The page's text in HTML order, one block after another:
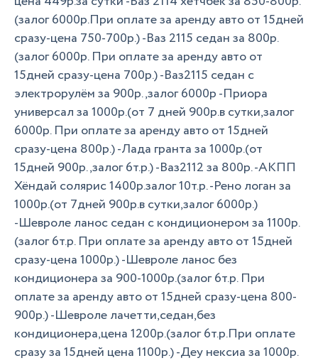
(залог 6000р.При оплате за аренду авто от 15дней
сразу-цена 750-700р.) -Ваз 2115 седан за 800р.
(залог 6000р. При оплате за аренду авто от
15дней сразу-цена 700р.) -Ваз2115 седан с
электрорулём за 900р.,залог 6000р -Приора
универсал за 1000р.(от 7 дней 900р.в сутки,залог
6000р. При оплате за аренду авто от 15дней
сразу-цена 800р.) -Лада гранта за 1000р.(от
15дней 900р.,залог 6т.р.) -Ваз2112 за 800р. -АКПП
Хёндай солярис 1400р.залог 10т.р. -Рено логан за
1000р.(от 7дней 900р.в сутки,залог 6000р.)
-Шевроле ланос седан с кондиционером за 1100р.
(залог 6т.р. При оплате за аренду авто от 15дней
сразу-цена 1000р.) -Шевроле ланос без
кондиционера за 900-1000р.(залог 6т.р. При
оплате за аренду авто от 15дней сразу-цена 800-
900р.) -Шевроле лачетти,седан,без
кондиционера,цена 1200р.(залог 6т.р.При оплате
сразу за 15дней цена 1100р.) -Деу нексиа за 1000р.